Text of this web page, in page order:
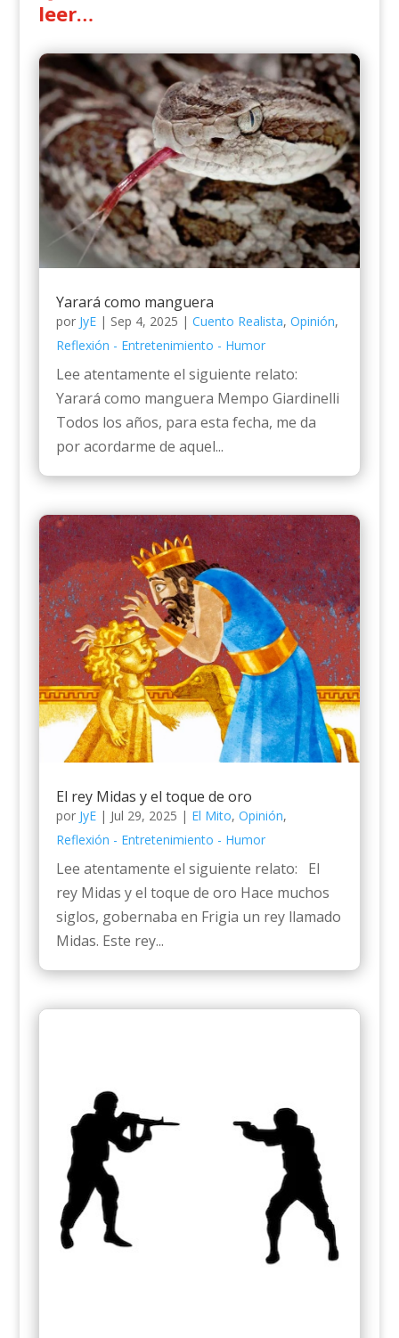
leer…
Yarará como manguera
por JyE| Sep 4, 2025 | Cuento Realista, Opinión,
Reflexión - Entretenimiento - Humor
Lee atentamente el siguiente relato:
Yarará como manguera Mempo Giardinelli
Todos los años, para esta fecha, me da
por acordarme de aquel...
El rey Midas y el toque de oro
por JyE| Jul 29, 2025 | El Mito, Opinión,
Reflexión - Entretenimiento - Humor
Lee atentamente el siguiente relato: El
rey Midas y el toque de oro Hace muchos
siglos, gobernaba en Frigia un rey llamado
Midas. Este rey...